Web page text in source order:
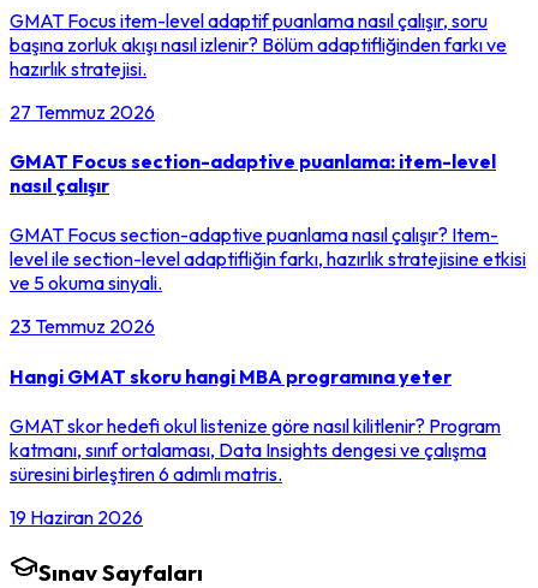
GMAT Focus item-level adaptif puanlama nasıl çalışır, soru
başına zorluk akışı nasıl izlenir? Bölüm adaptifliğinden farkı ve
hazırlık stratejisi.
27 Temmuz 2026
GMAT Focus section-adaptive puanlama: item-level
nasıl çalışır
GMAT Focus section-adaptive puanlama nasıl çalışır? Item-
level ile section-level adaptifliğin farkı, hazırlık stratejisine etkisi
ve 5 okuma sinyali.
23 Temmuz 2026
Hangi GMAT skoru hangi MBA programına yeter
GMAT skor hedefi okul listenize göre nasıl kilitlenir? Program
katmanı, sınıf ortalaması, Data Insights dengesi ve çalışma
süresini birleştiren 6 adımlı matris.
19 Haziran 2026
Sınav Sayfaları